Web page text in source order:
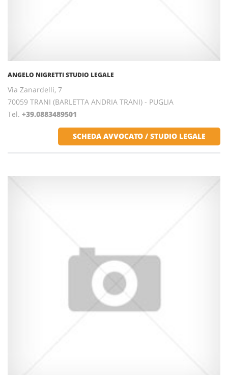
ANGELO NIGRETTI STUDIO LEGALE
Via Zanardelli, 7
70059 TRANI (BARLETTA ANDRIA TRANI) - PUGLIA
Tel. +39.0883489501
SCHEDA AVVOCATO / STUDIO LEGALE